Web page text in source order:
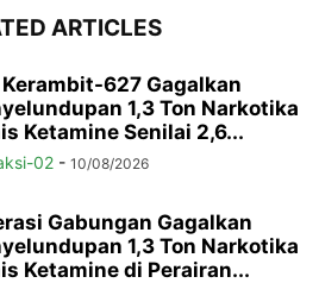
ARTICLES
Kerambit-627 Gagalkan
1,3 Ton Narkotika
Ketamine Senilai 2,6...
02 - 10/08/2026
Gabungan Gagalkan
1,3 Ton Narkotika
Ketamine di Perairan...